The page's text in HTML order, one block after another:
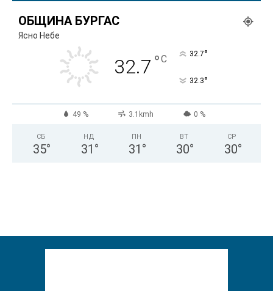
ОБЩИНА БУРГАС
Ясно Небе
32.7 °C 32.7°
32.3°
49 % 3.1kmh 0 %
СБ
35°
НД
31 °
ПН
31 °
ВТ
30°
СР
30°